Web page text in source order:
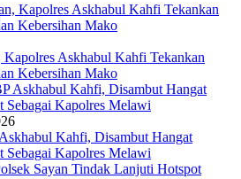
Kapolres Askhabul Kahfi Tekankan
Kebersihan Mako
Kahfi, Disambut Hangat
Sebagai Kapolres Melawi